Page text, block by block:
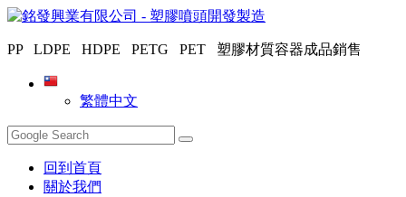
PP LDPE HDPE PETG PET 塑膠材質容器成品銷售
繁體中文
回到首頁
關於我們